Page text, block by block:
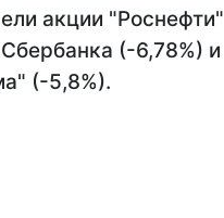
акции "Роснефти"
Сбербанка (-6,78%) и
(-5,8%).